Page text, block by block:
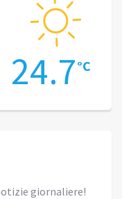
sereno
18.75 °C
23.44 °C
giornaliere!